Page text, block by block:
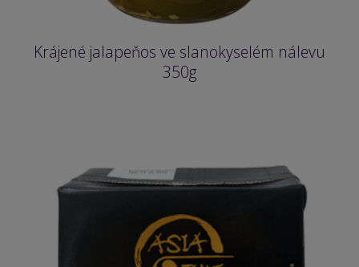
Krájené jalapeňos ve slanokyselém nálevu
350g